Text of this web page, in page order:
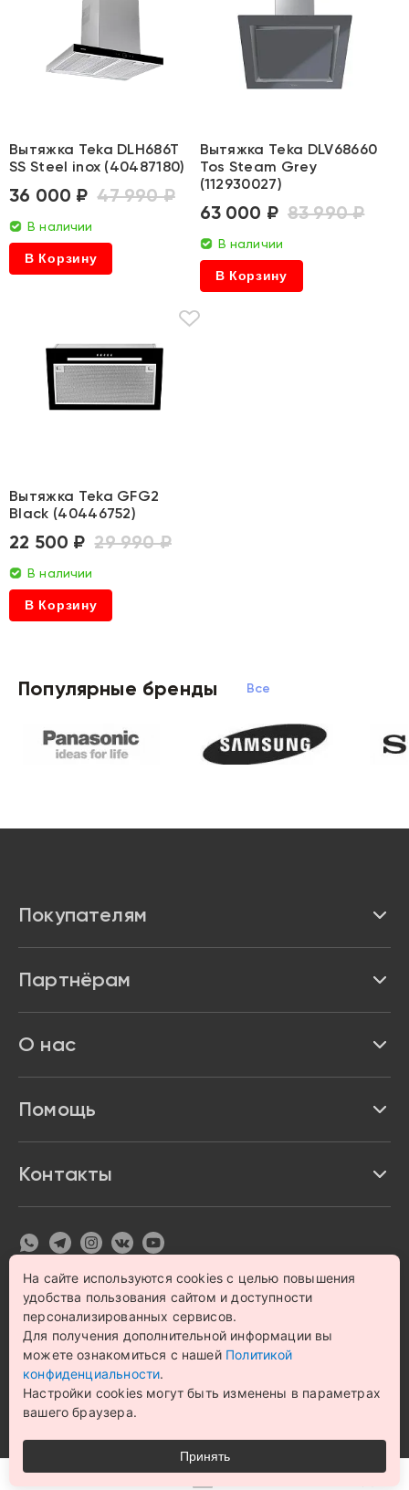
Вытяжка Teka DLH686T
SS Steel inox (40487180)
36 000 ₽ 47 990 ₽
В наличии
В Корзину
Вытяжка Teka DLV68660
Tos Steam Grey
(112930027)
63 000 ₽ 83 990 ₽
В наличии
В Корзину
Вытяжка Teka GFG2
Black (40446752)
22 500 ₽ 29 990 ₽
В наличии
В Корзину
Популярные бренды Все бренды
Покупателям
Доставка и оплата
Акции и скидки
Возврат товара
Политика конфиденциальности
Согласие на обработку персональных данных
Партнёрам
О нас
Помощь
Карта сайта
Контакты
© 1993 – 2026 Магазин бытовой техники и электроники
«Impulse». Все права защищены.
Цена на сайте носит информационный характер и не
является публичной офертой
На сайте используются cookies с целью повышения
удобства пользования сайтом и доступности
персонализированных сервисов.
Для получения дополнительной информации вы
можете ознакомиться с нашей Политикой
конфиденциальности.
Настройки cookies могут быть изменены в параметрах
вашего браузера.
Принять